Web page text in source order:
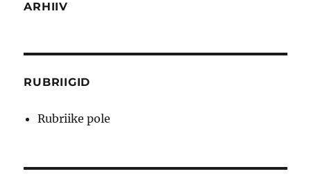
ARHIIV
RUBRIIGID
Rubriike pole